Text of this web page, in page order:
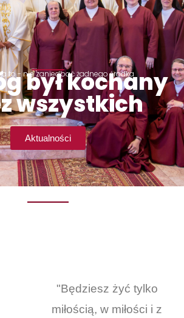
to - nie zaniedbać żadnego środka
był kochany
wszystkich
Aktualności
"Będziesz żyć tylko
miłością, w miłości i z